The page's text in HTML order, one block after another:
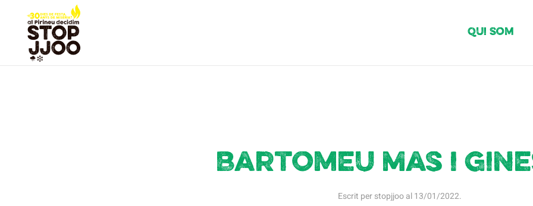
Qui Som
Bartomeu Mas i
Escrit perstopjjooal13/01/2022.